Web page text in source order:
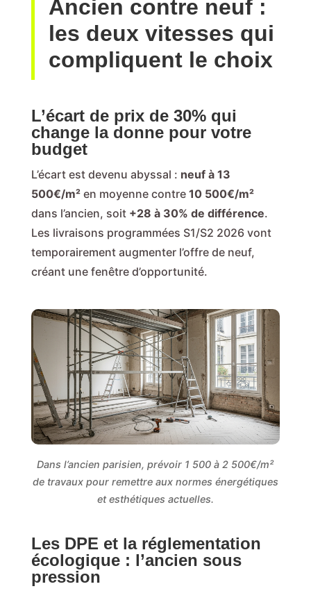
Ancien contre neuf :
les deux vitesses qui
compliquent le choix
L’écart de prix de 30% qui
change la donne pour votre
budget
L’écart est devenu abyssal : neuf à 13
500€/m²en moyenne contre 10 500€/m²
dans l’ancien, soit +28 à 30% de différence.
Les livraisons programmées S1/S2 2026 vont
temporairement augmenter l’offre de neuf,
créant une fenêtre d’opportunité.
Dans l’ancien parisien, prévoir 1 500 à 2 500€/m²
de travaux pour remettre aux normes énergétiques
et esthétiques actuelles.
Les DPE et la réglementation
écologique : l’ancien sous
pression